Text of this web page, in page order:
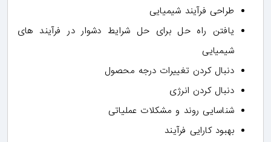
طراحی فرآیند شیمیایی
یافتن راه حل برای حل شرایط دشوار در فرآیند های
شیمیایی
دنبال کردن تغییرات درجه محصول
دنبال کردن انرژی
شناسایی روند و مشکلات عملیاتی
بهبود کارایی فرآیند